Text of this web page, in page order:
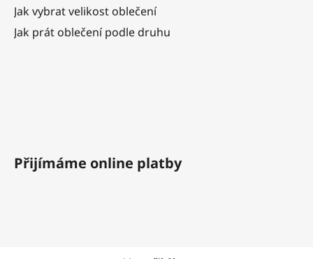
Jak vybrat velikost oblečení
Jak prát oblečení podle druhu
Přijímáme online platby